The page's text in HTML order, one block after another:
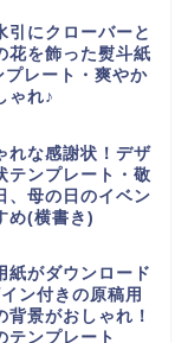
引にクローバーと
花を飾った熨斗紙
レート・爽やか
ゃれ♪
れな感謝状！デザ
テンプレート・敬
、母の日のイベン
め(横書き)
紙がダウンロード
ン付きの原稿用
背景がおしゃれ！
テンプレート